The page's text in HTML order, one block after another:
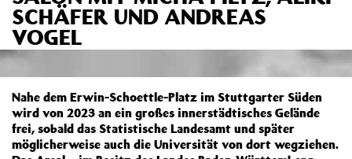
SCHÄFER UND ANDREAS
VOGEL
Nahe dem Erwin-Schoettle-Platz im Stuttgarter Süden
wird von 2023 an ein großes innerstädtisches Gelände
frei, sobald das Statistische Landesamt und später
möglicherweise auch die Universität von dort wegziehen.